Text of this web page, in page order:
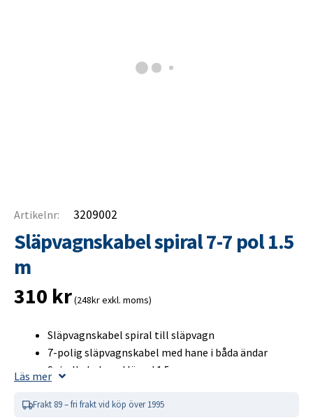
Artikelnr: 3209002
Släpvagnskabel spiral 7-7 pol 1.5
m
310 kr(248kr exkl. moms)
Släpvagnskabel spiral till släpvagn
7-polig släpvagnskabel med hane i båda ändar
Spiralkabel med längd 1.5 m
Läs mer
Frakt 89 – fri frakt vid köp över 1995